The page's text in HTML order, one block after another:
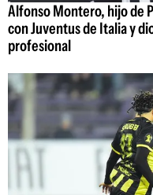
Alfonso Montero, hijo de
con Juventus de Italia y
profesional